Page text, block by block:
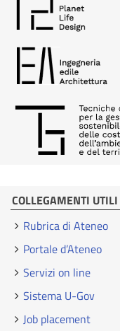
COLLEGAMENTI UTILI
Rubrica di Ateneo
Portale d’Ateneo
Servizi on line
Sistema U-Gov
Job placement